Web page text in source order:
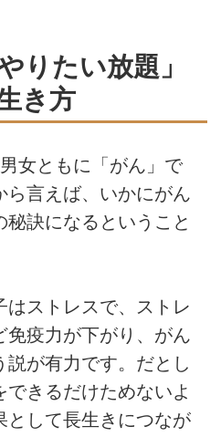
りたい放題」
き方
女ともに「がん」で
ら言えば、いかにがん
訣になるということ
はストレスで、ストレ
免疫力が下がり、がん
説が有力です。だとし
きるだけためないよ
として長生きにつなが